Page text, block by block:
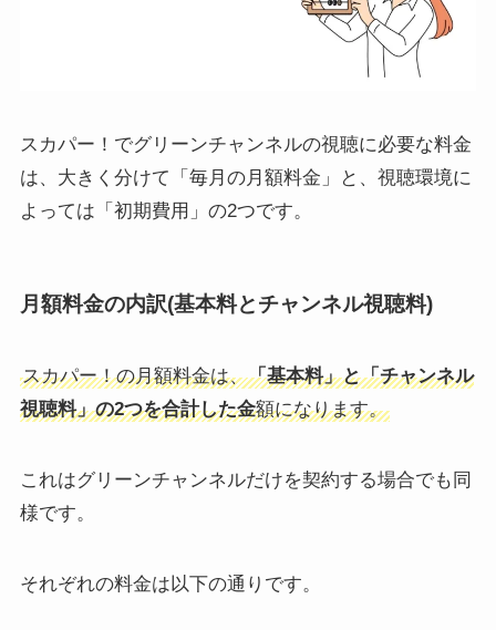
スカパー！でグリーンチャンネルの視聴に必要な料金
は、大きく分けて「毎月の月額料金」と、視聴環境に
よっては「初期費用」の2つです。
月額料金の内訳(基本料とチャンネル視聴料)
スカパー！の月額料金は、「基本料」と「チャンネル
視聴料」の2つを合計した金額になります。
これはグリーンチャンネルだけを契約する場合でも同
様です。
それぞれの料金は以下の通りです。